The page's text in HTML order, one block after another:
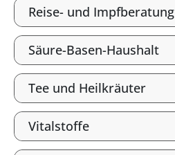
Reise- und Impfberatung
Säure-Basen-Haushalt
Tee und Heilkräuter
Vitalstoffe